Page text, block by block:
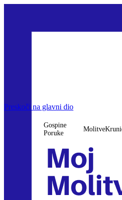
Preskoči na glavni dioGospine Poruke
Krunice
Litanije
Devetnice
Sveci